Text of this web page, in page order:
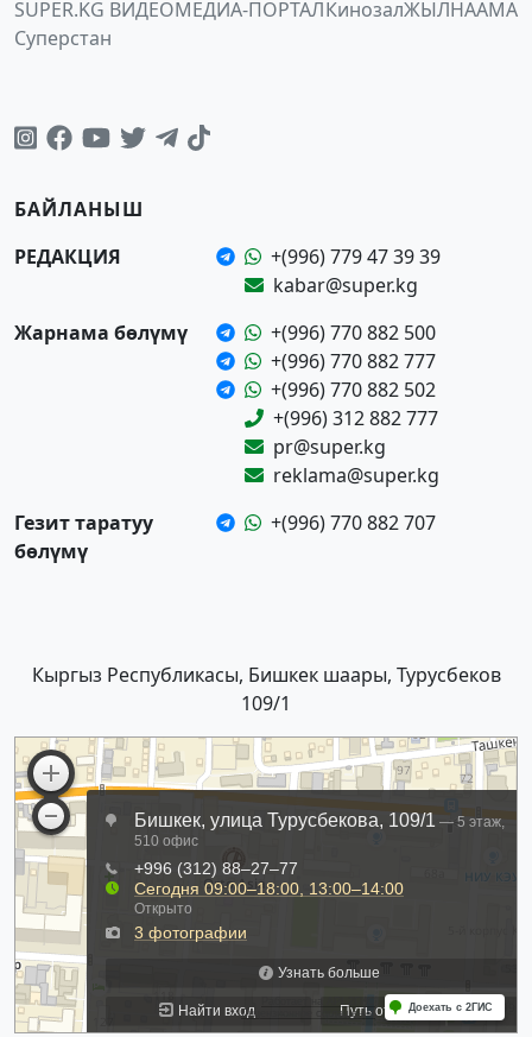
SUPER.KG ВИДЕОМЕДИА-ПОРТАЛКинозалЖЫЛНААМА
Суперстан
БАЙЛАНЫШ
РЕДАКЦИЯ
+(996) 779 47 39 39
kabar@super.kg
Жарнама бөлүмү
+(996) 770 882 500
+(996) 770 882 777
+(996) 770 882 502
+(996) 312 882 777
pr@super.kg
reklama@super.kg
Гезит таратуу
бөлүмү
+(996) 770 882 707
Кыргыз Республикасы, Бишкек шаары, Турусбеков
109/1